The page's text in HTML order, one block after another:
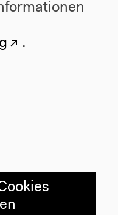
Widerstand der
Formen des
kann, darüber
dalla Bontà in
.